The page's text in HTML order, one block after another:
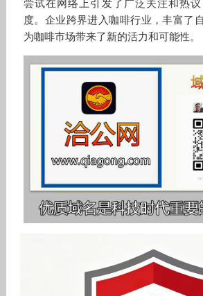
尝试在网络上引发了广泛关注和热
度。企业跨界进入咖啡行业，丰富了
为咖啡市场带来了新的活力和可能性。